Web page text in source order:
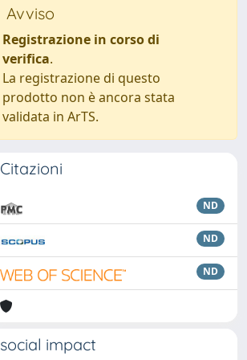
Avviso
Registrazione in corso di
verifica.
La registrazione di questo
prodotto non è ancora stata
validata in ArTS.
Citazioni
ND
ND
ND
social impact